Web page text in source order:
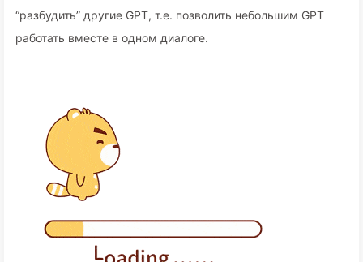
“разбудить” другие GPT, т.е. позволить небольшим GPT
работать вместе в одном диалоге.